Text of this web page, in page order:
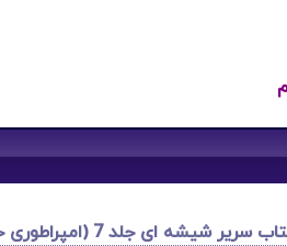
سریر شیشه ای جلد 7 (امپراطوری خاکستر) سارا جی. ماس